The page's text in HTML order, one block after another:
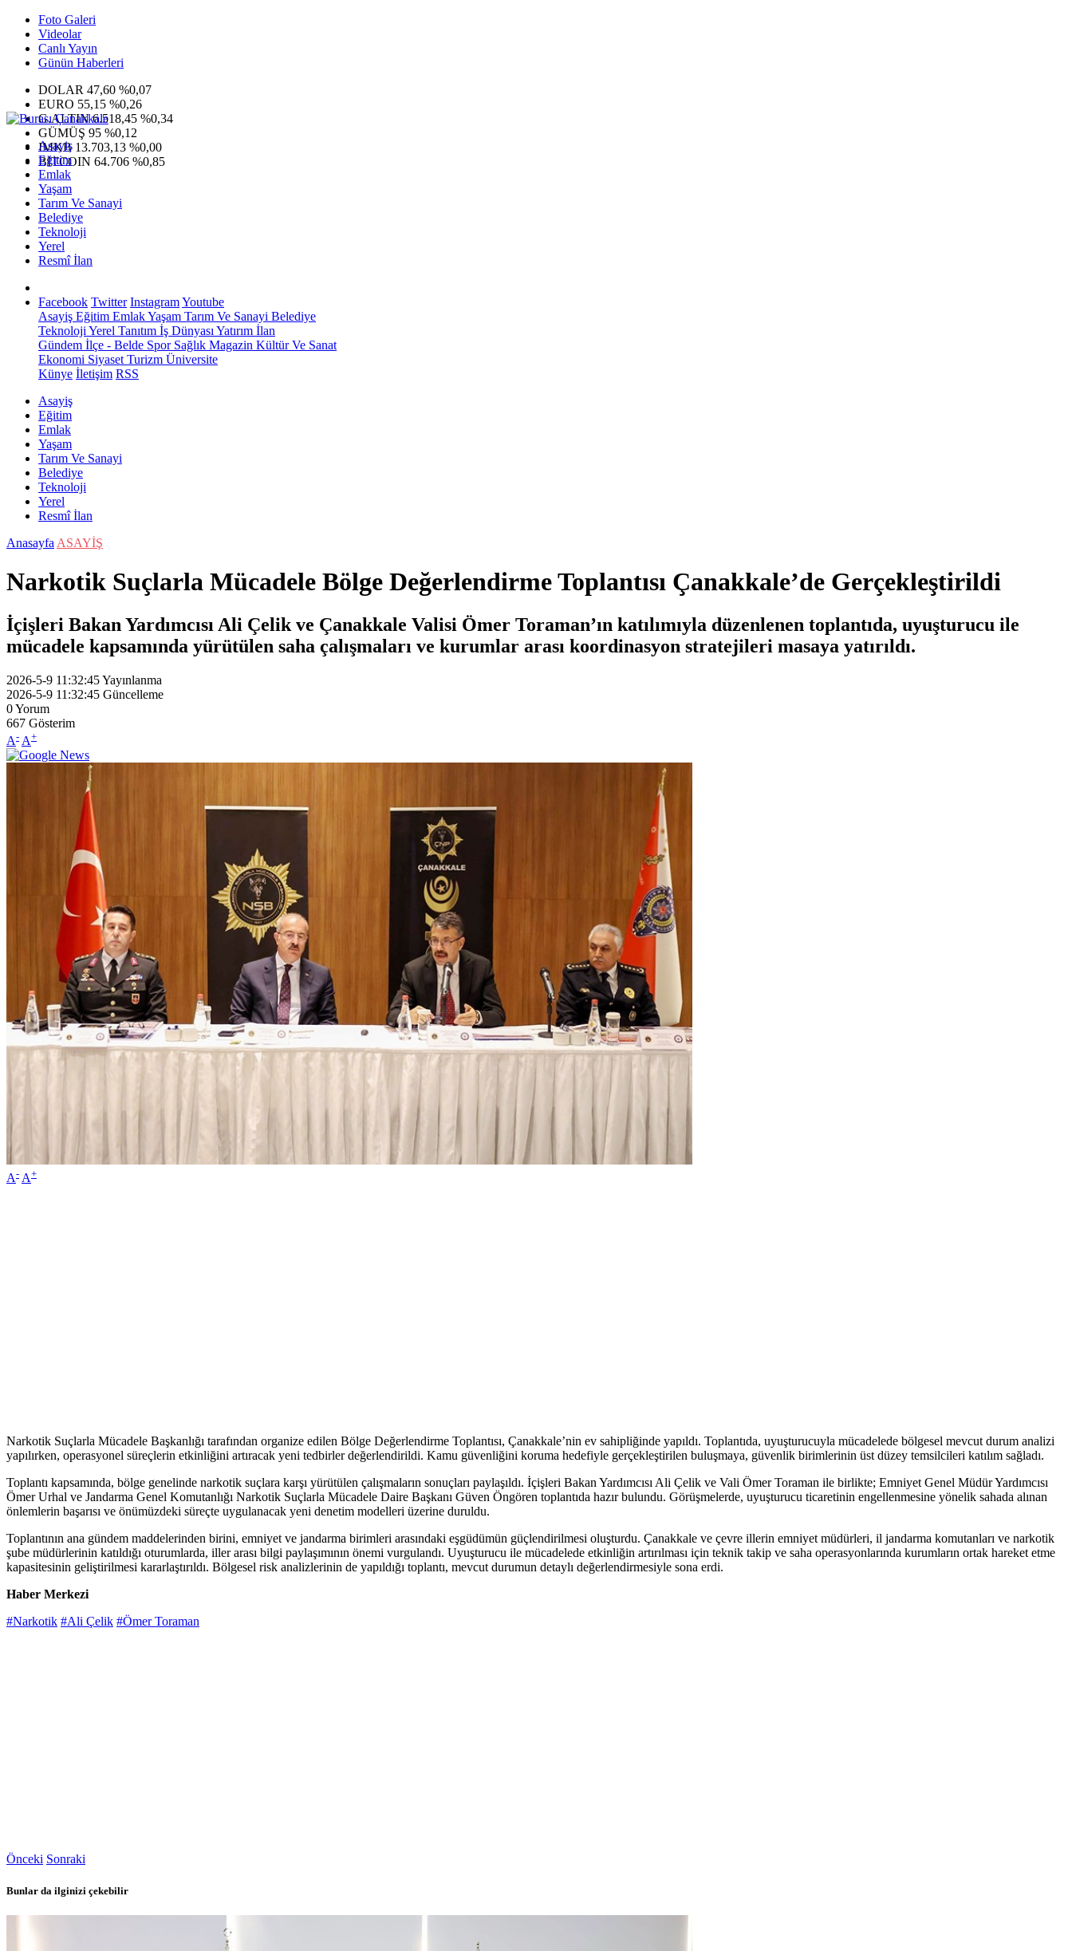
Foto Galeri
Videolar
Canlı Yayın
Günün Haberleri
DOLAR 47,60 %0,07
EURO 55,15 %0,26
G.ALTIN6.518,45 %0,34
GÜMÜŞ 95 %0,12
IMKB 13.703,13 %0,00
BITCOIN 64.706 %0,85
Asayiş
Eğitim
Emlak
Yaşam
Tarım Ve Sanayi
Belediye
Teknoloji
Yerel
Resmî İlan
Facebook Twitter InstagramYoutube
Asayiş Eğitim EmlakYaşam Tarım Ve Sanayi Belediye
Teknoloji Yerel Tanıtım İş Dünyası Yatırım İlan
Gündem İlçe - Belde SporSağlık Magazin Kültür Ve Sanat
Ekonomi Siyaset Turizm Üniversite
Künye İletişim RSS
Asayiş
Eğitim
Emlak
Yaşam
Tarım Ve Sanayi
Belediye
Teknoloji
Yerel
Resmî İlan
Anasayfa ASAYİŞ
Narkotik Suçlarla Mücadele Bölge Değerlendirme Toplantısı Çanakkale’de Gerçekleştirildi
İçişleri Bakan Yardımcısı Ali Çelik ve Çanakkale Valisi Ömer Toraman’ın katılımıyla düzenlenen toplantıda, uyuşturucu ile
mücadele kapsamında yürütülen saha çalışmaları ve kurumlar arası koordinasyon stratejileri masaya yatırıldı.
2026-5-9 11:32:45Yayınlanma
2026-5-9 11:32:45 Güncelleme
0Yorum
667 Gösterim
A- A+
A- A+
Narkotik Suçlarla Mücadele Başkanlığı tarafından organize edilen Bölge Değerlendirme Toplantısı, Çanakkale’nin ev sahipliğinde yapıldı. Toplantıda, uyuşturucuyla mücadelede bölgesel mevcut durum analizi
yapılırken, operasyonel süreçlerin etkinliğini artıracak yeni tedbirler değerlendirildi. Kamu güvenliğini koruma hedefiyle gerçekleştirilen buluşmaya, güvenlik birimlerinin üst düzey temsilcileri katılım sağladı.
Toplantı kapsamında, bölge genelinde narkotik suçlara karşı yürütülen çalışmaların sonuçları paylaşıldı. İçişleri Bakan Yardımcısı Ali Çelik ve Vali Ömer Toraman ile birlikte; Emniyet Genel Müdür Yardımcısı
Ömer Urhal ve Jandarma Genel Komutanlığı Narkotik Suçlarla Mücadele Daire Başkanı Güven Öngören toplantıda hazır bulundu. Görüşmelerde, uyuşturucu ticaretinin engellenmesine yönelik sahada alınan
önlemlerin başarısı ve önümüzdeki süreçte uygulanacak yeni denetim modelleri üzerine duruldu.
Toplantının ana gündem maddelerinden birini, emniyet ve jandarma birimleri arasındaki eşgüdümün güçlendirilmesi oluşturdu. Çanakkale ve çevre illerin emniyet müdürleri, il jandarma komutanları ve narkotik
şube müdürlerinin katıldığı oturumlarda, iller arası bilgi paylaşımının önemi vurgulandı. Uyuşturucu ile mücadelede etkinliğin artırılması için teknik takip ve saha operasyonlarında kurumların ortak hareket etme
kapasitesinin geliştirilmesi kararlaştırıldı. Bölgesel risk analizlerinin de yapıldığı toplantı, mevcut durumun detaylı değerlendirmesiyle sona erdi.
Haber Merkezi
#Narkotik #Ali Çelik #Ömer Toraman
Önceki Sonraki
Bunlar da ilginizi çekebilir